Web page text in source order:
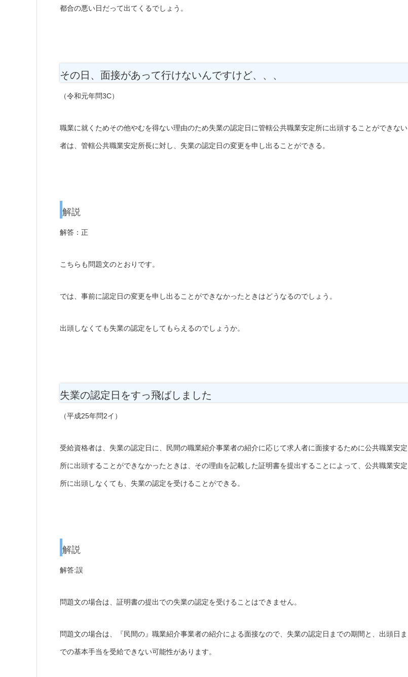
都合の悪い日だって出てくるでしょう。
その日、面接があって行けないんですけど、、、
（令和元年問3C）
職業に就くためその他やむを得ない理由のため失業の認定日に管轄公共職業安定所に出頭することができない
者は、管轄公共職業安定所長に対し、失業の認定日の変更を申し出ることができる。
解説
解答：正
こちらも問題文のとおりです。
では、事前に認定日の変更を申し出ることができなかったときはどうなるのでしょう。
出頭しなくても失業の認定をしてもらえるのでしょうか。
失業の認定日をすっ飛ばしました
（平成25年問2イ）
受給資格者は、失業の認定日に、民間の職業紹介事業者の紹介に応じて求人者に面接するために公共職業安定
所に出頭することができなかったときは、その理由を記載した証明書を提出することによって、公共職業安定
所に出頭しなくても、失業の認定を受けることができる。
解説
解答:誤
問題文の場合は、証明書の提出での失業の認定を受けることはできません。
問題文の場合は、『民間の』職業紹介事業者の紹介による面接なので、失業の認定日までの期間と、出頭日ま
での基本手当を受給できない可能性があります。